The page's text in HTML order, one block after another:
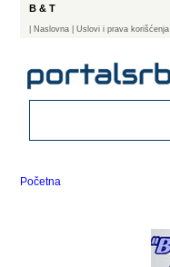
B & T
Naslovna | Uslovi i prava korišćenja
Početna